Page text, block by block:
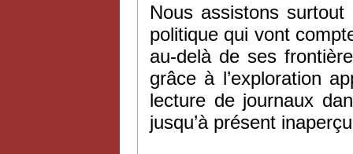
Nous assistons surtout
politique qui vont
au-delà de ses
grâce à l’exploration
lecture de journaux
jusqu’à présent